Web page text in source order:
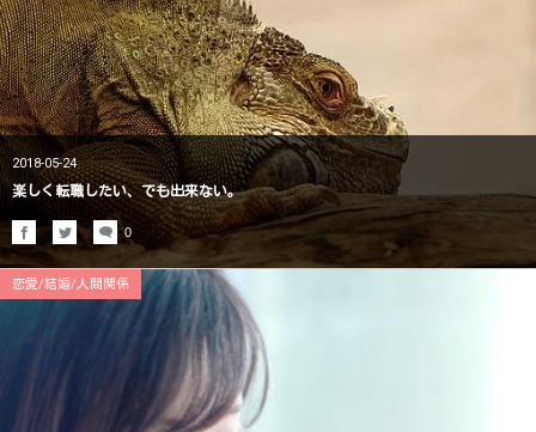
2018-05-24
楽しく転職したい、でも出来ない。
0
恋愛/結婚/人間関係